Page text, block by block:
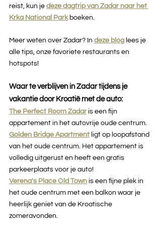
reist, kun je deze dagtrip van Zadar naar het
Krka National Park boeken.
Meer weten over Zadar? In deze blog lees je
alle tips, onze favoriete restaurants en
hotspots!
Waar te verblijven in Zadar tijdens je
vakantie door Kroatië met de auto:
The Perfect Room Zadar is een fijn
appartement in het autovrije oude centrum.
Golden Bridge Apartment ligt op loopafstand
van het oude centrum. Het appartement is
volledig uitgerust en heeft een gratis
parkeerplaats voor je auto!
Verena's Place Old Town is een fijne plek in
het oude centrum met een balkon waar je
heerlijk geniet van de Kroatische
zomeravonden.